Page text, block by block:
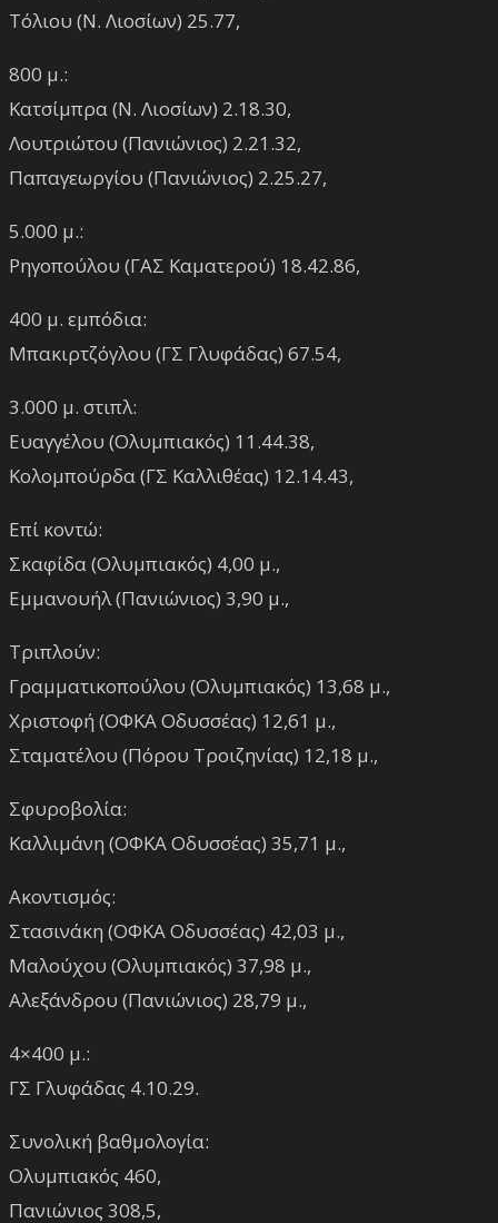
Τόλιου (Ν. Λιοσίων) 25.77,
800 μ.:
Κατσίμπρα (Ν. Λιοσίων) 2.18.30,
Λουτριώτου (Πανιώνιος) 2.21.32,
Παπαγεωργίου (Πανιώνιος) 2.25.27,
5.000 μ.:
Ρηγοπούλου (ΓΑΣ Καματερού) 18.42.86,
400 μ. εμπόδια:
Μπακιρτζόγλου (ΓΣ Γλυφάδας) 67.54,
3.000 μ. στιπλ:
Ευαγγέλου (Ολυμπιακός) 11.44.38,
Κολομπούρδα (ΓΣ Καλλιθέας) 12.14.43,
Επί κοντώ:
Σκαφίδα (Ολυμπιακός) 4,00 μ.,
Εμμανουήλ (Πανιώνιος) 3,90 μ.,
Τριπλούν:
Γραμματικοπούλου (Ολυμπιακός) 13,68 μ.,
Χριστοφή (ΟΦΚΑ Οδυσσέας) 12,61 μ.,
Σταματέλου (Πόρου Τροιζηνίας) 12,18 μ.,
Σφυροβολία:
Καλλιμάνη (ΟΦΚΑ Οδυσσέας) 35,71 μ.,
Ακοντισμός:
Στασινάκη (ΟΦΚΑ Οδυσσέας) 42,03 μ.,
Μαλούχου (Ολυμπιακός) 37,98 μ.,
Αλεξάνδρου (Πανιώνιος) 28,79 μ.,
4×400 μ.:
ΓΣ Γλυφάδας 4.10.29.
Συνολική βαθμολογία:
Ολυμπιακός 460,
Πανιώνιος 308,5,